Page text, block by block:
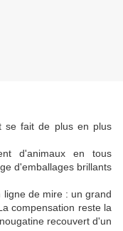
se fait de plus en plus
d'animaux en tous
d'emballages brillants
de mire : un grand
compensation reste la
recouvert d'un